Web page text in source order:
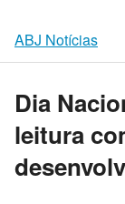
ABJ Notícias
Dia
leitura